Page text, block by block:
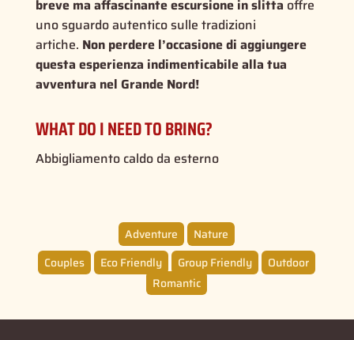
breve ma affascinante escursione in slitta offre
uno sguardo autentico sulle tradizioni
artiche. Non perdere l’occasione di aggiungere
questa esperienza indimenticabile alla tua
avventura nel Grande Nord!
WHAT DO I NEED TO BRING?
Abbigliamento caldo da esterno
Adventure
Nature
Couples
Eco Friendly Group Friendly
Outdoor
Romantic